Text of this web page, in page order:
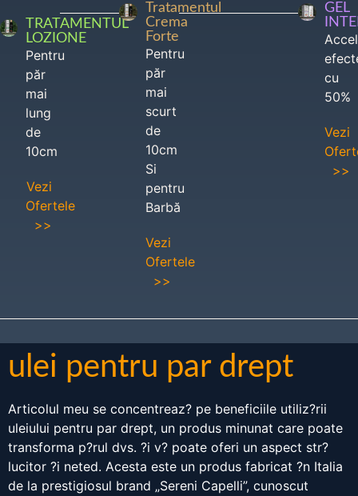
TRATAMENTUL
LOZIONE
Pentru
păr
mai
lung
de
10cm
Vezi
Ofertele
>>
Tratamentul
Crema
Forte
Pentru
păr
mai
scurt
de
10cm
Si
pentru
Barbă
Vezi
Ofertele
>>
GEL
cu
50%
Vezi
>>
ulei pentru par drept
Articolul meu se concentreaz? pe beneficiile utiliz?rii
uleiului pentru par drept, un produs minunat care poate
transforma p?rul dvs. ?i v? poate oferi un aspect str?
lucitor ?i neted. Acesta este un produs fabricat ?n Italia
de la prestigiosul brand „Sereni Capelli”, cunoscut